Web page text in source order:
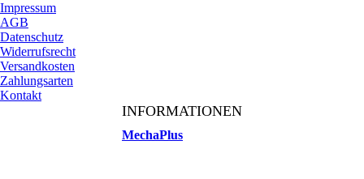
Impressum
AGB
Datenschutz
Widerrufsrecht
Versandkosten
Zahlungsarten
Kontakt
INFORMATIONEN
MechaPlus